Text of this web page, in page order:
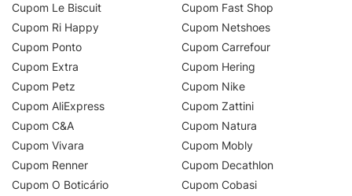
Cupom Le Biscuit
Cupom Ri Happy
Cupom Ponto
Cupom Extra
Cupom Petz
Cupom AliExpress
Cupom C&A
Cupom Vivara
Cupom Renner
Cupom O Boticário
Cupom Fast Shop
Cupom Netshoes
Cupom Carrefour
Cupom Hering
Cupom Nike
Cupom Zattini
Cupom Natura
Cupom Mobly
Cupom Decathlon
Cupom Cobasi